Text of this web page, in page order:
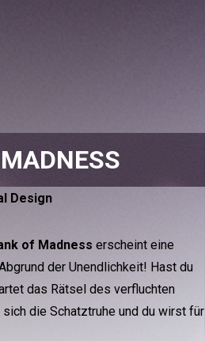
Design
of Madness erscheint eine
der Unendlichkeit! Hast du
das Rätsel des verfluchten
die Schatztruhe und du wirst für